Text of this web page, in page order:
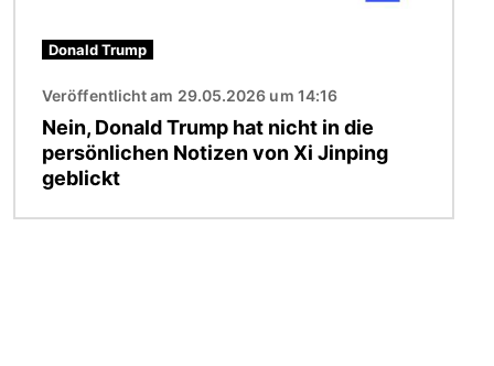
Donald Trump
Veröffentlicht am 29.05.2026 um 14:16
Nein, Donald Trump hat nicht in die
persönlichen Notizen von Xi Jinping
geblickt